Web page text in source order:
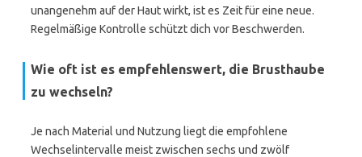
unangenehm auf der Haut wirkt, ist es Zeit für eine neue.
Regelmäßige Kontrolle schützt dich vor Beschwerden.
Wie oft ist es empfehlenswert, die Brusthaube
zu wechseln?
Je nach Material und Nutzung liegt die empfohlene
Wechselintervalle meist zwischen sechs und zwölf